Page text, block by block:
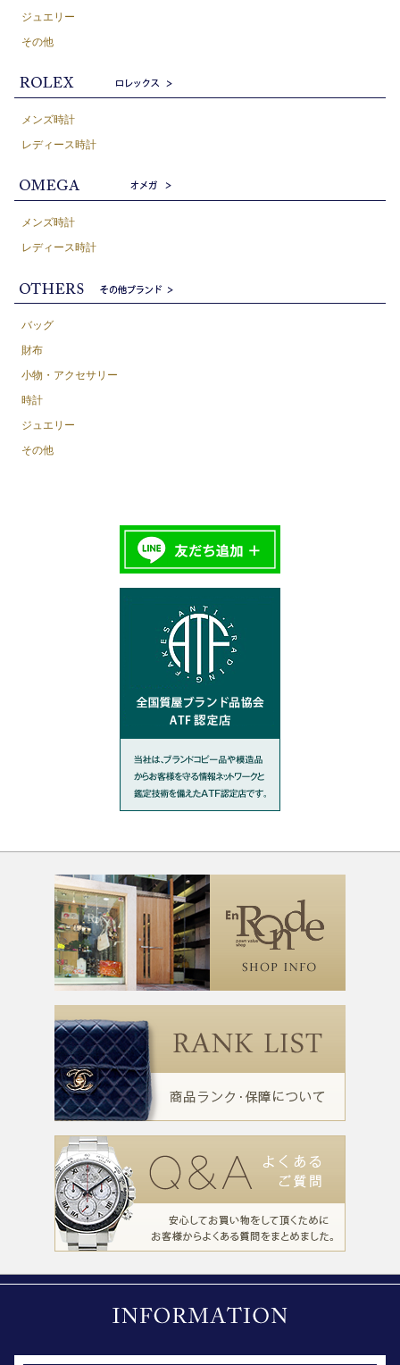
ジュエリー
その他
メンズ時計
レディース時計
メンズ時計
レディース時計
バッグ
財布
小物・アクセサリー
時計
ジュエリー
その他